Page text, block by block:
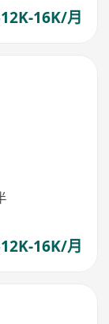
16K/月
16K/月